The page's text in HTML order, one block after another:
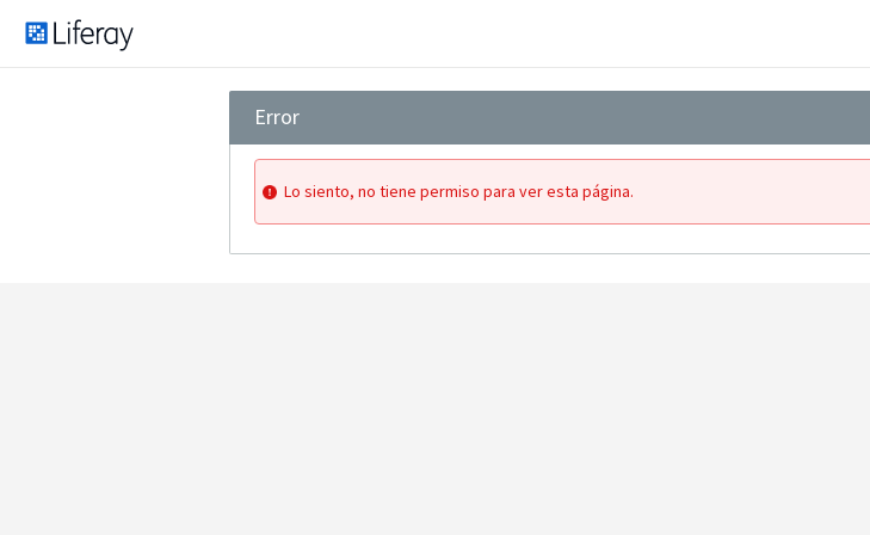
Error
Lo siento, no tiene permiso para ver esta página.